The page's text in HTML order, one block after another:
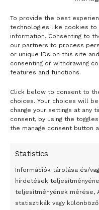
To provide the best
technologies like cookies
information. Consenting to
our partners to process
or unique IDs on this site
consenting or withdrawing
features and functions.
Click below to consent to
choices. Your choices will
change your settings at any
consent, by using the
the manage consent button
Statistics
Információk tárolása és/
hirdetések
teljesítményének mérése,
statisztikák vagy
-